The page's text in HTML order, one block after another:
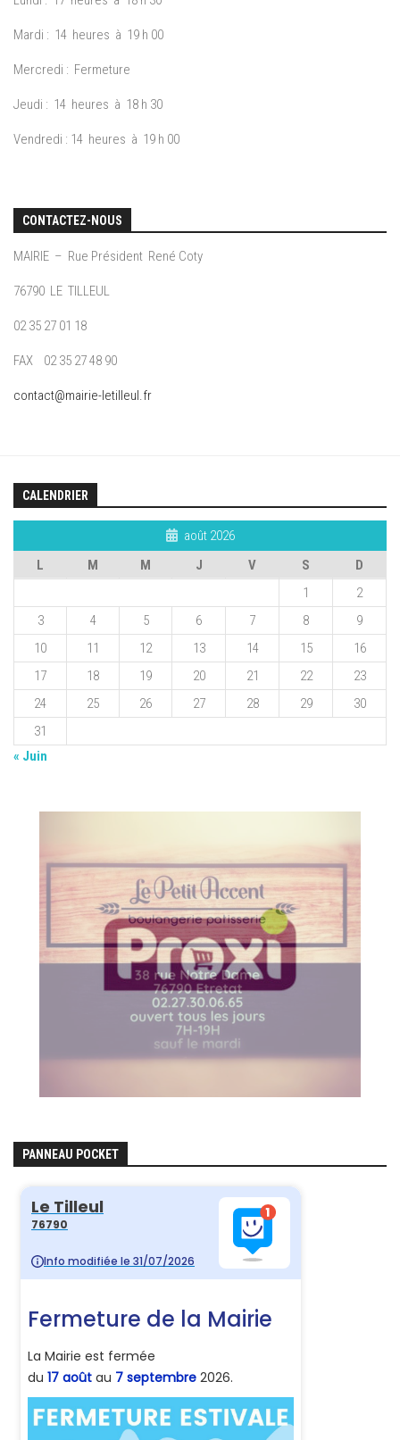
Mardi : 14 heures à 19 h 00
Mercredi : Fermeture
Jeudi : 14 heures à 18 h 30
Vendredi : 14 heures à 19 h 00
CONTACTEZ-NOUS
MAIRIE – Rue Président René Coty
76790 LE TILLEUL
02 35 27 01 18
FAX 02 35 27 48 90
contact@mairie-letilleul.fr
CALENDRIER
août 2026
L
M M J V S
D
1
2
3
4 5 6 7 8
9
10
11 12 13 14 15
16
17
18 19 20 21 22
23
24
25 26 27 28 29
30
31
« Juin
PANNEAU POCKET